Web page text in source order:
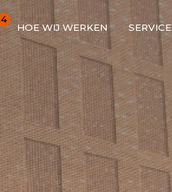
4
HOE WIJ WERKEN SERVICE